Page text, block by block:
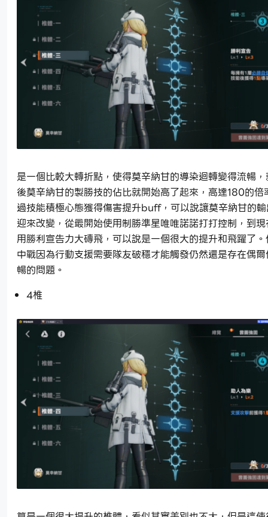
是一個比較大轉折點，使得莫辛納甘的導染迴轉變得流暢
後莫辛納甘的製勝技的佔比就開始高了起來，高達180的倍
過技能積極心態獲得傷害提升buff，可以說讓莫辛納甘的
迎來改變，從最開始使用制勝準星唯唯諾諾打打控制，到
用勝利宣告力大磚飛，可以說是一個很大的提升和飛躍了
中戰因為行動支援需要隊友破穩才能觸發仍然還是存在偶
暢的問題。
4椎